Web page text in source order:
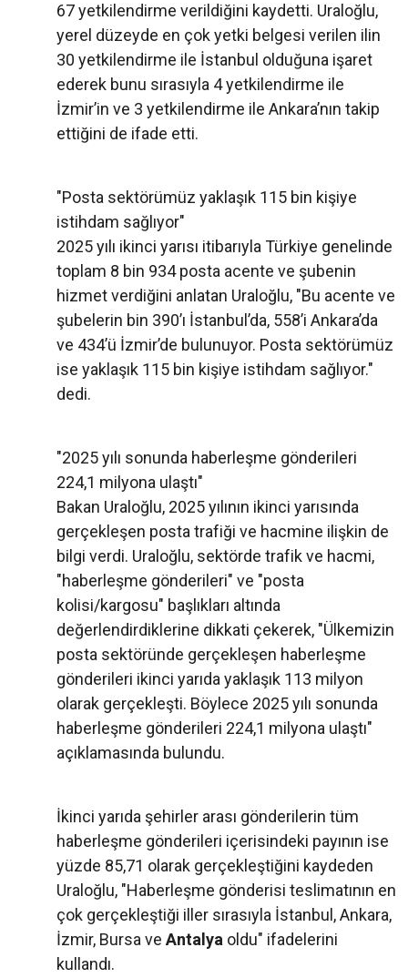
67 yetkilendirme verildiğini kaydetti. Uraloğlu,
yerel düzeyde en çok yetki belgesi verilen ilin
30 yetkilendirme ile İstanbul olduğuna işaret
ederek bunu sırasıyla 4 yetkilendirme ile
İzmir’in ve 3 yetkilendirme ile Ankara’nın takip
ettiğini de ifade etti.
"Posta sektörümüz yaklaşık 115 bin kişiye
istihdam sağlıyor"
2025 yılı ikinci yarısı itibarıyla Türkiye genelinde
toplam 8 bin 934 posta acente ve şubenin
hizmet verdiğini anlatan Uraloğlu, "Bu acente ve
şubelerin bin 390’ı İstanbul’da, 558’i Ankara’da
ve 434’ü İzmir’de bulunuyor. Posta sektörümüz
ise yaklaşık 115 bin kişiye istihdam sağlıyor."
dedi.
"2025 yılı sonunda haberleşme gönderileri
224,1 milyona ulaştı"
Bakan Uraloğlu, 2025 yılının ikinci yarısında
gerçekleşen posta trafiği ve hacmine ilişkin de
bilgi verdi. Uraloğlu, sektörde trafik ve hacmi,
"haberleşme gönderileri" ve "posta
kolisi/kargosu" başlıkları altında
değerlendirdiklerine dikkati çekerek, "Ülkemizin
posta sektöründe gerçekleşen haberleşme
gönderileri ikinci yarıda yaklaşık 113 milyon
olarak gerçekleşti. Böylece 2025 yılı sonunda
haberleşme gönderileri 224,1 milyona ulaştı"
açıklamasında bulundu.
İkinci yarıda şehirler arası gönderilerin tüm
haberleşme gönderileri içerisindeki payının ise
yüzde 85,71 olarak gerçekleştiğini kaydeden
Uraloğlu, "Haberleşme gönderisi teslimatının en
çok gerçekleştiği iller sırasıyla İstanbul, Ankara,
İzmir, Bursa ve Antalya oldu" ifadelerini
kullandı.